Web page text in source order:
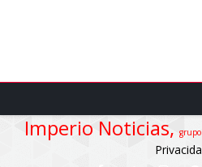
Imperio Noticias,